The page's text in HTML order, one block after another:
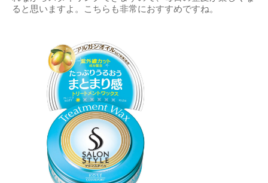
ると思いますよ。こちらも非常におすすめですね。